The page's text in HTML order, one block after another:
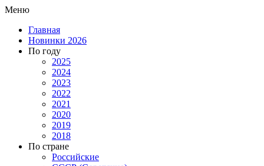
Меню
Главная
Новинки 2026
По году
2025
2024
2023
2022
2021
2020
2019
2018
По стране
Российские